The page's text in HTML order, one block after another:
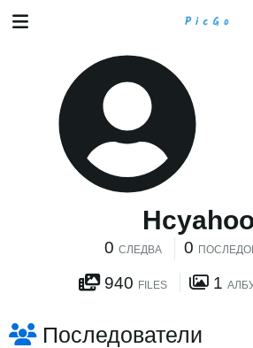
0 СЛЕДВА 0
940 FILES 1
Последователи